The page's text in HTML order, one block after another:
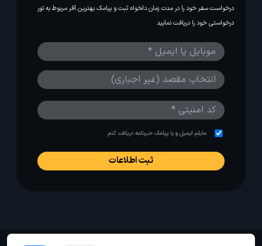
درخواست سفر خود را در مدت زمان دلخواه ثبت و پیامک بهترین آفر مربوط به تور
درخواستی خود را دریافت نمایید
مایلم ایمیل و یا پیامک خبرنامه دریافت کنم.